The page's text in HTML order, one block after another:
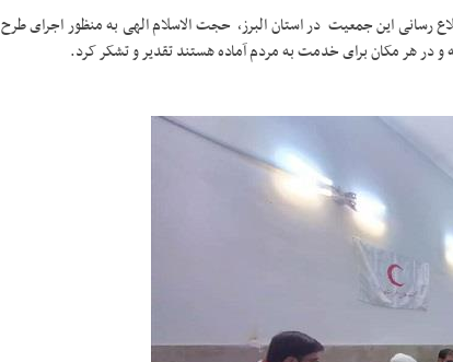
رسانی این جمعیت در استان البرز، حجت الاسلام الهی به منظور اجرای طرح
و در هر مکان برای خدمت به مردم آماده هستند تقدیر و تشکر کرد.